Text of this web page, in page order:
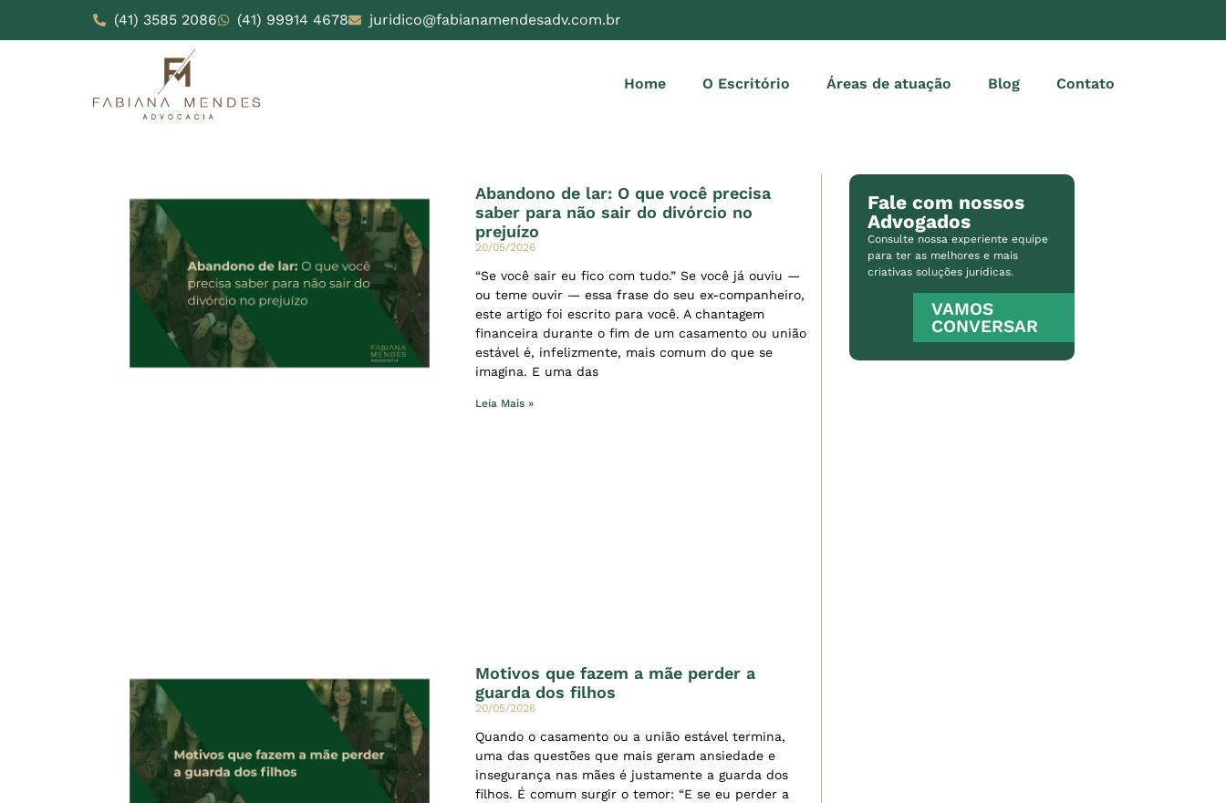
(41) 3585 2086 (41) 99914 4678 juridico@fabianamendesadv.com.br
Home O Escritório Áreas de atuação Blog Contato
Abandono de lar: O que você precisa
saber para não sair do divórcio no
prejuízo
20/05/2026
“Se você sair eu fico com tudo.” Se você já ouviu —
ou teme ouvir — essa frase do seu ex-companheiro,
este artigo foi escrito para você. A chantagem
financeira durante o fim de um casamento ou união
estável é, infelizmente, mais comum do que se
imagina. E uma das
Leia Mais »
Motivos que fazem a mãe perder a
guarda dos filhos
20/05/2026
Quando o casamento ou a união estável termina,
uma das questões que mais geram ansiedade e
insegurança nas mães é justamente a guarda dos
filhos. É comum surgir o temor: “E se eu perder a
Fale com nossos
Advogados
Consulte nossa experiente equipe
para ter as melhores e mais
criativas soluções jurídicas.
VAMOS
CONVERSAR